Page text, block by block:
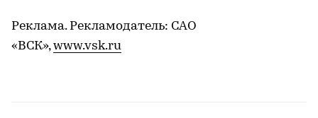
Реклама. Рекламодатель: САО
«ВСК»,www.vsk.ru